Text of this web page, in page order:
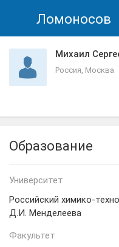
Ломоносов
Михаил
Россия, Москва
Образование
Университет
Российский химико-
Д.И. Менделеева
Факультет